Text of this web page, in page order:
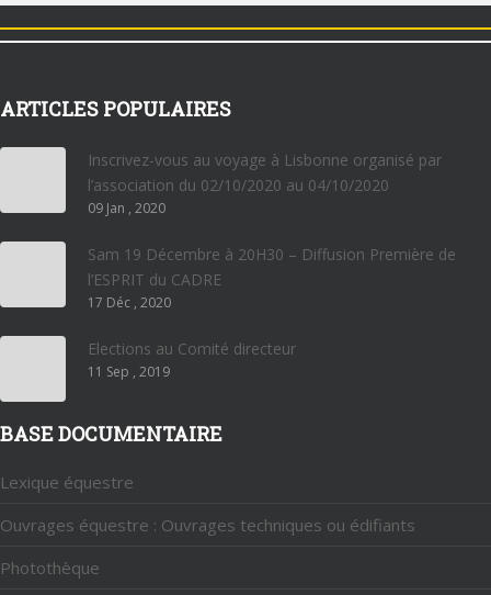
ARTICLES POPULAIRES
Inscrivez-vous au voyage à Lisbonne organisé par
l’association du 02/10/2020 au 04/10/2020
09 Jan , 2020
Sam 19 Décembre à 20H30 – Diffusion Première de
l’ESPRIT du CADRE
17 Déc , 2020
Elections au Comité directeur
11 Sep , 2019
BASE DOCUMENTAIRE
Lexique équestre
Ouvrages équestre : Ouvrages techniques ou édifiants
Photothèque